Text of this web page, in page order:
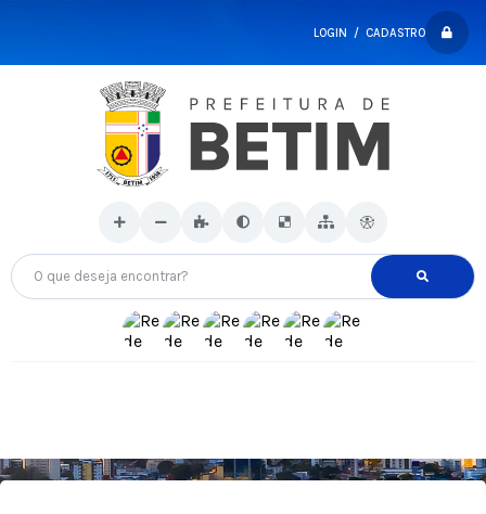
LOGIN / CADASTRO
O que deseja encontrar?